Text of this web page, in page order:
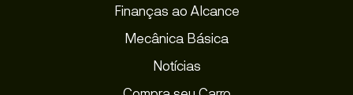
Finanças ao Alcance
Mecânica Básica
Notícias